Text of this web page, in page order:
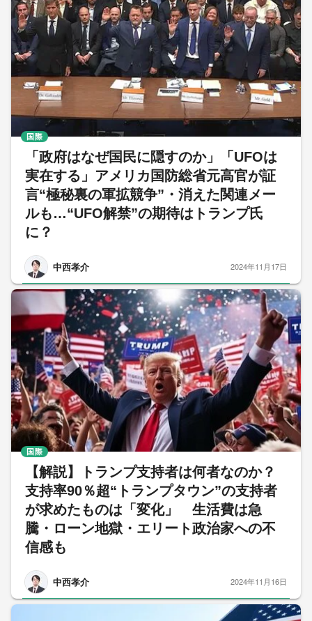
「政府はなぜ国民に隠すのか」「UFOは
実在する」アメリカ国防総省元高官が証
言“極秘裏の軍拡競争”・消えた関連メー
ルも…“UFO解禁”の期待はトランプ氏
に？
中西孝介
国際
2024年11月17日
【解説】トランプ支持者は何者なのか？
支持率90％超“トランプタウン”の支持者
が求めたものは「変化」 生活費は急
騰・ローン地獄・エリート政治家への不
信感も
中西孝介
国際
2024年11月16日